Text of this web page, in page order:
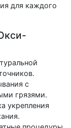
для каждого
с
грязями.
укрепления